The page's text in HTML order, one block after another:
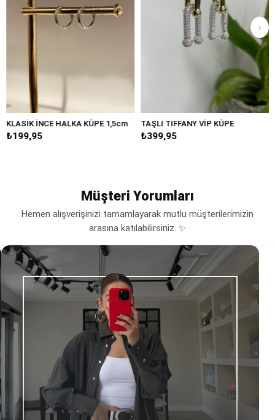
HALKA KÜPE 1,5cm TAŞLI TIFFANY VİP KÜPE
₺399,95
Müşteri Yorumları
Hemen alışverişinizi tamamlayarak mutlu müşterilerimizin
arasına katılabilirsiniz. ✨